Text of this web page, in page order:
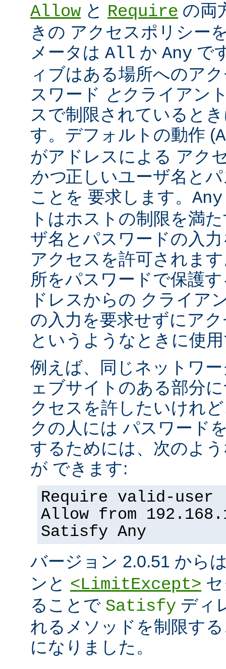
Allow と Require の両
きの アクセスポリシー
メータは All か Any で
ィブはある場所へのア
スワード とクライアン
スで制限されていると
す。デフォルトの動作 (
がアドレスによる アク
かつ正しいユーザ名と
ことを 要求します。 Any
トはホストの制限を満
ザ名とパスワードの入
アクセスを許可されま
所をパスワードで保護
ドレスからの クライア
の入力を要求せずにア
というようなときに使
例えば、同じネットワ
ェブサイトのある部分
クセスを許したいけれ
クの人には パスワード
するためには、次のよ
が できます:
Require valid-user
Allow from
Satisfy Any
バージョン 2.0.51 から
ンと <LimitExcept>
ることで Satisfy ディ
れるメソッドを制限す
になりました。